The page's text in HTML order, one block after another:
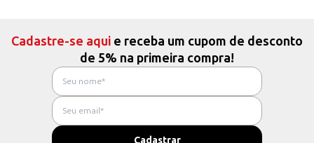
Cadastre-se aqui e receba um cupom de desconto
de 5% na primeira compra!